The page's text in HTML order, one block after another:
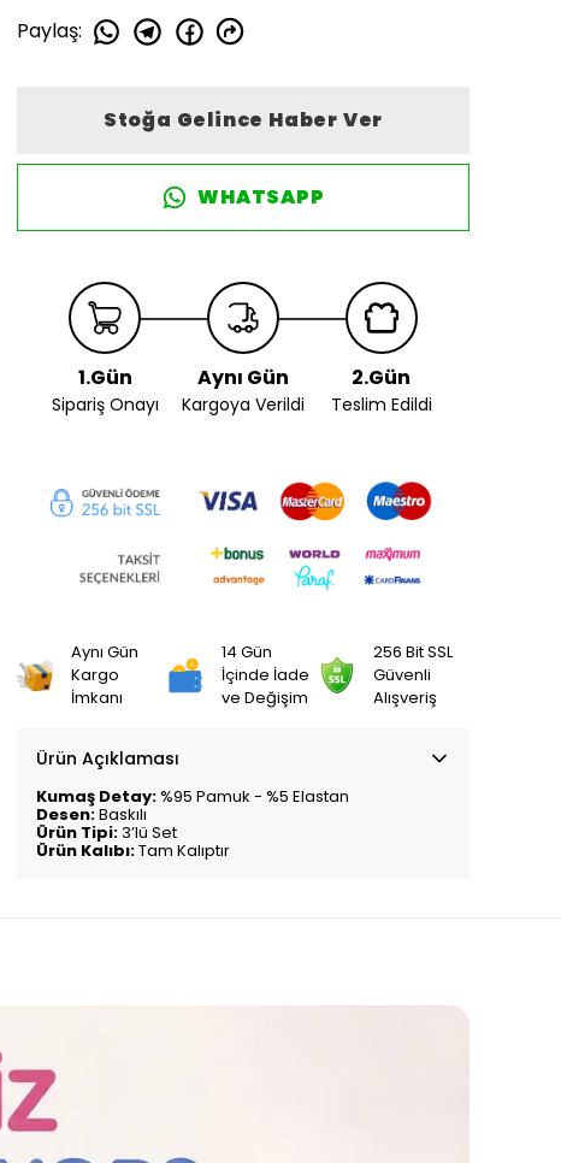
Paylaş:
Stoğa Gelince Haber Ver
WHATSAPP
1.Gün
Sipariş Onayı
Aynı Gün
Kargoya Verildi
2.Gün
Teslim Edildi
Aynı Gün
Kargo
İmkanı
14 Gün
İçinde İade
ve Değişim
256 Bit SSL
Güvenli
Alışveriş
Ürün Açıklaması
Kumaş Detay:%95 Pamuk - %5 Elastan
Desen:Baskılı
Ürün Tipi:3’lü Set
Ürün Kalıbı:Tam Kalıptır